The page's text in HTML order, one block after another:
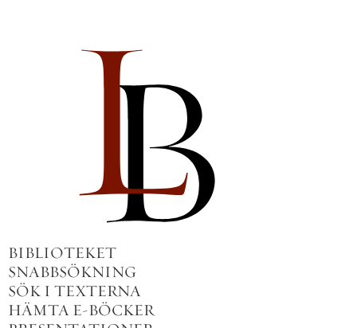
BIBLIOTEKET
SNABBSÖKNING
SÖK I TEXTERNA
HÄMTA E-BÖCKER